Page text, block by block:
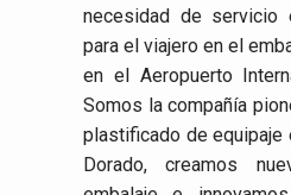
necesidad de servicio
para el viajero en el
en el Aeropuerto
Somos la compañía
plastificado de equipaje
Dorado, creamos